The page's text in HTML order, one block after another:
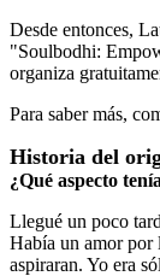
Desde entonces,
"Soulbodhi:
organiza
Para saber más,
Historia del
¿Qué aspecto
Llegué un poco
Había un amor por
aspiraran. Yo era